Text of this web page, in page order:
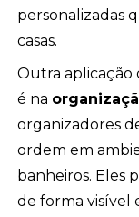
personalizadas
casas.
Outra aplicação
é na
organizadores
ordem em
banheiros. Eles
de forma visível